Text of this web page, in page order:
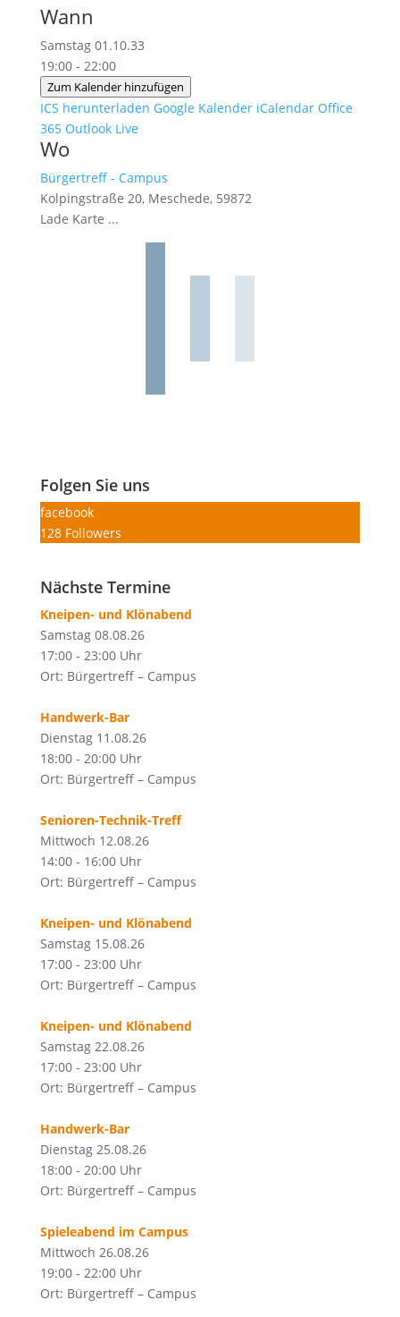
Wann
Samstag 01.10.33
19:00 - 22:00
Zum Kalender hinzufügen
ICS herunterladen Google Kalender iCalendar Office
365 Outlook Live
Wo
Bürgertreff - Campus
Kolpingstraße 20, Meschede, 59872
Lade Karte ...
Folgen Sie uns
facebook
128 Followers
Nächste Termine
Kneipen- und Klönabend
Samstag 08.08.26
17:00 - 23:00 Uhr
Ort: Bürgertreff – Campus
Handwerk-Bar
Dienstag 11.08.26
18:00 - 20:00 Uhr
Ort: Bürgertreff – Campus
Senioren-Technik-Treff
Mittwoch 12.08.26
14:00 - 16:00 Uhr
Ort: Bürgertreff – Campus
Kneipen- und Klönabend
Samstag 15.08.26
17:00 - 23:00 Uhr
Ort: Bürgertreff – Campus
Kneipen- und Klönabend
Samstag 22.08.26
17:00 - 23:00 Uhr
Ort: Bürgertreff – Campus
Handwerk-Bar
Dienstag 25.08.26
18:00 - 20:00 Uhr
Ort: Bürgertreff – Campus
Spieleabend im Campus
Mittwoch 26.08.26
19:00 - 22:00 Uhr
Ort: Bürgertreff – Campus